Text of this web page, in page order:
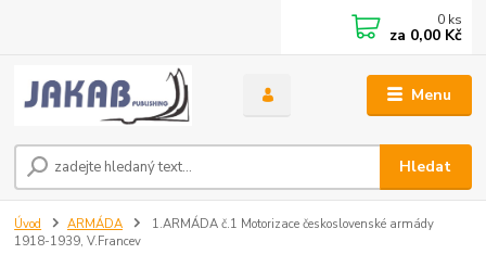
Menu
Hledat
0 ks
za 0,00 Kč
Úvod ARMÁDA
1.ARMÁDA č.1 Motorizace československé armády
1918-1939, V.Francev